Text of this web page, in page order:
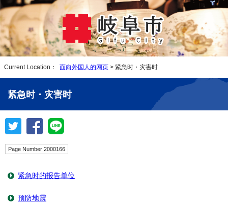
Current Location： 面向外国人的网页 > 紧急时・灾害时
紧急时・灾害时
Page Number 2000166
紧急时的报告单位
预防地震